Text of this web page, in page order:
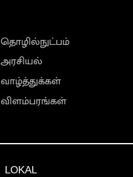
தொழில்நுட்பம்
அரசியல்
வாழ்த்துக்கள்
விளம்பரங்கள்
LOKAL